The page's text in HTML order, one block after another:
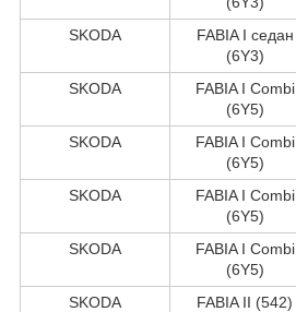
SKODA
FABIA I седан
(6Y3)
SKODA
FABIA I Combi
(6Y5)
SKODA
FABIA I Combi
(6Y5)
SKODA
FABIA I Combi
(6Y5)
SKODA
FABIA I Combi
(6Y5)
SKODA
FABIA II (542)